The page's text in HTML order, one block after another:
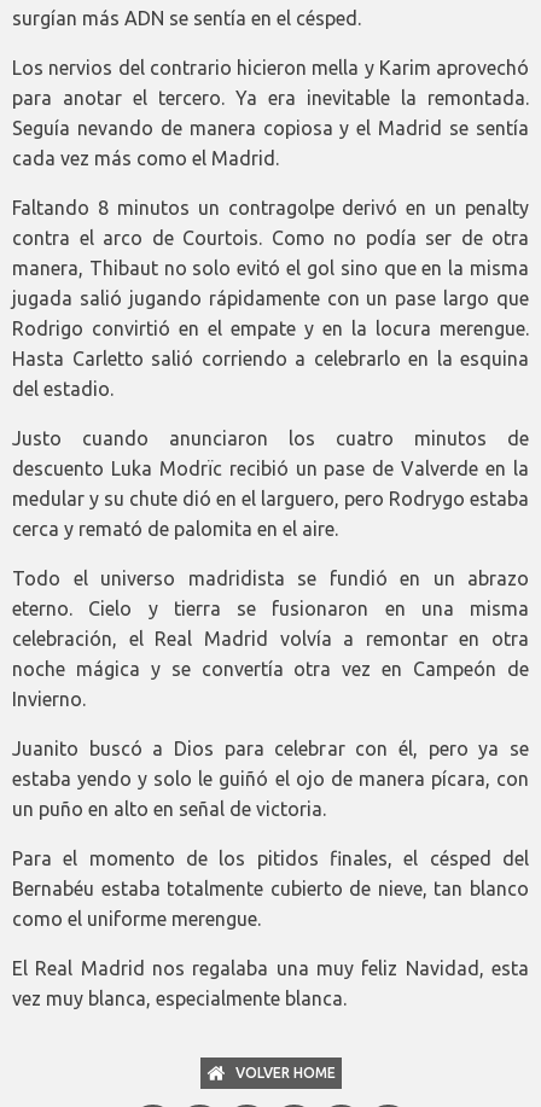
surgían más ADN se sentía en el césped.
Los nervios del contrario hicieron mella y Karim aprovechó
para anotar el tercero. Ya era inevitable la remontada.
Seguía nevando de manera copiosa y el Madrid se sentía
cada vez más como el Madrid.
Faltando 8 minutos un contragolpe derivó en un penalty
contra el arco de Courtois. Como no podía ser de otra
manera, Thibaut no solo evitó el gol sino que en la misma
jugada salió jugando rápidamente con un pase largo que
Rodrigo convirtió en el empate y en la locura merengue.
Hasta Carletto salió corriendo a celebrarlo en la esquina
del estadio.
Justo cuando anunciaron los cuatro minutos de
descuento Luka Modrïc recibió un pase de Valverde en la
medular y su chute dió en el larguero, pero Rodrygo estaba
cerca y remató de palomita en el aire.
Todo el universo madridista se fundió en un abrazo
eterno. Cielo y tierra se fusionaron en una misma
celebración, el Real Madrid volvía a remontar en otra
noche mágica y se convertía otra vez en Campeón de
Invierno.
Juanito buscó a Dios para celebrar con él, pero ya se
estaba yendo y solo le guiñó el ojo de manera pícara, con
un puño en alto en señal de victoria.
Para el momento de los pitidos finales, el césped del
Bernabéu estaba totalmente cubierto de nieve, tan blanco
como el uniforme merengue.
El Real Madrid nos regalaba una muy feliz Navidad, esta
vez muy blanca, especialmente blanca.
VOLVER HOME